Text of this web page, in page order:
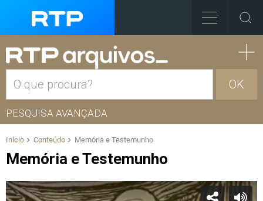
OK
PESQUISA AVANÇADA
Início Conteúdo Memória e Testemunho
Memória e Testemunho